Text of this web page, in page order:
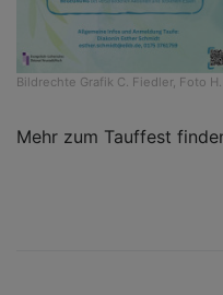
Bildrechte Grafik C. Fiedler, Foto
Mehr zum Tauffest